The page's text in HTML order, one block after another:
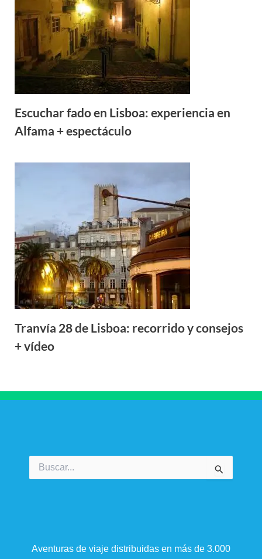
Escuchar fado en Lisboa: experiencia en
Alfama + espectáculo
Tranvía 28 de Lisboa: recorrido y consejos
+ vídeo
por:
Aventuras de viaje distribuidas en más de 3.000